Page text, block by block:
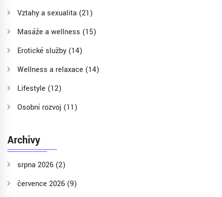
Vztahy a sexualita (21)
Masáže a wellness (15)
Erotické služby (14)
Wellness a relaxace (14)
Lifestyle (12)
Osobní rozvoj (11)
Archivy
srpna 2026 (2)
července 2026 (9)